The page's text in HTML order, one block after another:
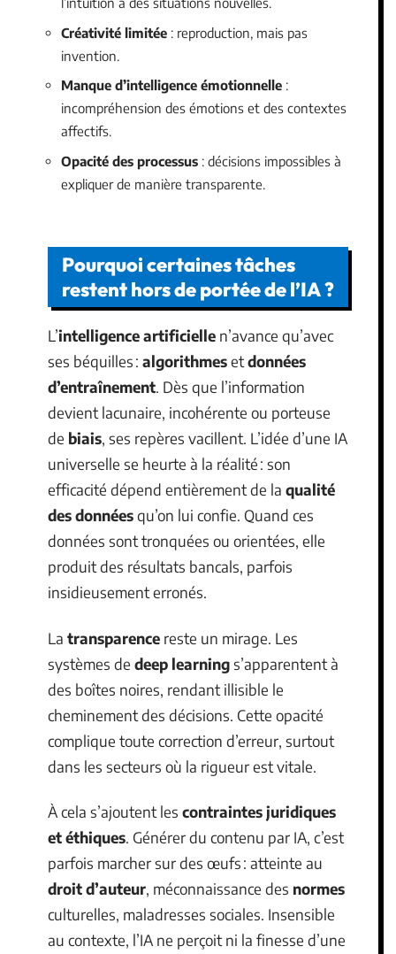
Créativité limitée : reproduction, mais pas
invention.
Manque d’intelligence émotionnelle :
incompréhension des émotions et des contextes
affectifs.
Opacité des processus : décisions impossibles à
expliquer de manière transparente.
Pourquoi certaines tâches
restent hors de portée de l’IA ?
L’intelligence artificielle n’avance qu’avec
ses béquilles : algorithmesetdonnées
d’entraînement. Dès que l’information
devient lacunaire, incohérente ou porteuse
de biais, ses repères vacillent. L’idée d’une IA
universelle se heurte à la réalité : son
efficacité dépend entièrement de la qualité
des donnéesqu’on lui confie. Quand ces
données sont tronquées ou orientées, elle
produit des résultats bancals, parfois
insidieusement erronés.
La transparence reste un mirage. Les
systèmes de deep learnings’apparentent à
des boîtes noires, rendant illisible le
cheminement des décisions. Cette opacité
complique toute correction d’erreur, surtout
dans les secteurs où la rigueur est vitale.
À cela s’ajoutent les contraintes juridiques
et éthiques. Générer du contenu par IA, c’est
parfois marcher sur des œufs : atteinte au
droit d’auteur, méconnaissance des normes
culturelles, maladresses sociales. Insensible
au contexte, l’IA ne perçoit ni la finesse d’une